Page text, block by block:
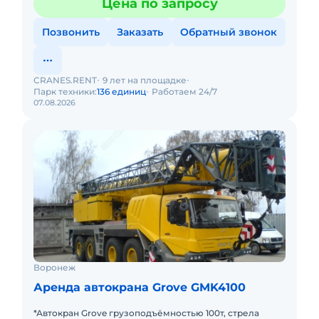
Цена по запросу
Позвонить Заказать Обратный звонок
07.08.2026
CRANES.RENT 9 лет на площадке
Парк техники:136 единиц Работаем 24/7
Воронеж
Аренда автокрана Grove GMK4100
*Автокран Grove грузоподъёмностью 100т, стрела